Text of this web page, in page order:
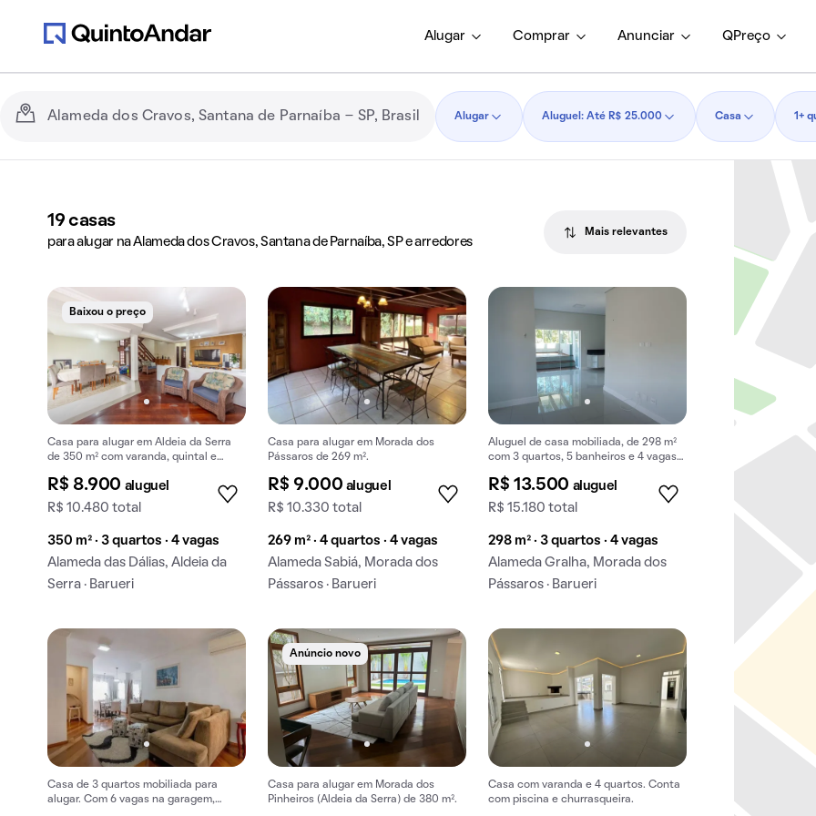
Alugar Comprar Anunciar QPreço
Alugar Aluguel: Até R$ 25.000 Casa 1+
19 casas
para alugar na Alameda dos Cravos, Santana de Parnaíba, SP e arredores
Mais relevantes
Baixou o preço
Casa para alugar em Aldeia da Serra
de 350 m² com varanda, quintal e
R$ 8.900 aluguel
R$ 10.480 total
350 m² · 3 quartos · 4 vagas
Alameda das Dálias, Aldeia da
Serra · Barueri
Casa para alugar em Morada dos
Pássaros de 269 m².
R$ 9.000 aluguel
R$ 10.330 total
269 m² · 4 quartos · 4 vagas
Alameda Sabiá, Morada dos
Pássaros · Barueri
Aluguel de casa mobiliada, de 298 m²
com 3 quartos, 5 banheiros e 4 vagas
R$ 13.500 aluguel
R$ 15.180 total
298 m² · 3 quartos · 4 vagas
Alameda Gralha, Morada dos
Pássaros · Barueri
Casa de 3 quartos mobiliada para
alugar. Com 6 vagas na garagem,
Anúncio novo
Casa para alugar em Morada dos
Pinheiros (Aldeia da Serra) de 380 m².
Casa com varanda e 4 quartos. Conta
com piscina e churrasqueira.